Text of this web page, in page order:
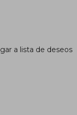
a lista de deseos